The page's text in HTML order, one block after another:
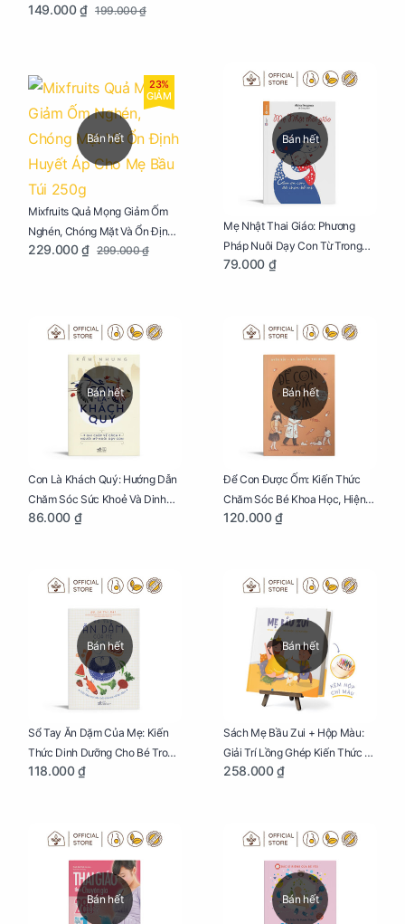
Mẹ Bầu Túi 250g
149.000 ₫ 199.000 ₫
Bán hết
23%
GIẢM
Mixfruits Quả Mọng Giảm Ốm
Nghén, Chóng Mặt Và Ổn Định
Huyết Áp Cho Mẹ Bầu Túi 250g
229.000 ₫ 299.000 ₫
Bán hết
Mẹ Nhật Thai Giáo: Phương
Pháp Nuôi Dạy Con Từ Trong
Bụng Mẹ
79.000 ₫
Bán hết
Con Là Khách Quý: Hướng Dẫn
Chăm Sóc Sức Khoẻ Và Dinh
Dưỡng Cho Bé
86.000 ₫
Bán hết
Để Con Được Ốm: Kiến Thức
Chăm Sóc Bé Khoa Học, Hiện
Đại
120.000 ₫
Bán hết
Sổ Tay Ăn Dặm Của Mẹ: Kiến
Thức Dinh Dưỡng Cho Bé Trong
Tuổi Ăn Dặm
118.000 ₫
Bán hết
Sách Mẹ Bầu Zui + Hộp Màu:
Giải Trí Lồng Ghép Kiến Thức Và
Lời Khuyên Mang Thai Bổ Ích
258.000 ₫
Bán hết Bán hết